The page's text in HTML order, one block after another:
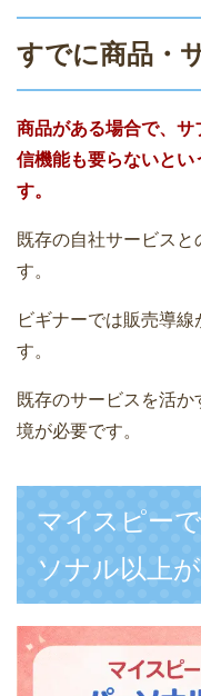
すでに商品・
商品がある場合で、
信機能も要らないとい
す。
既存の自社サービスと
す。
ビギナーでは販売導
す。
既存のサービスを活
境が必要です。
マイスピー
ソナル以上